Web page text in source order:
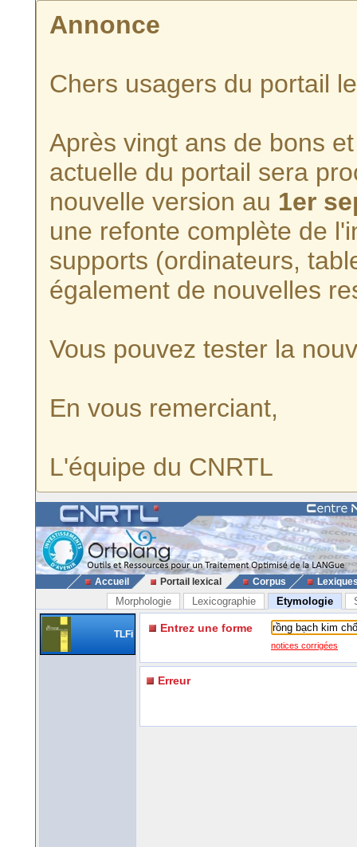
Annonce
Chers usagers du portail
Après vingt ans de bons
actuelle du portail sera
nouvelle version au 1er
une refonte complète de
supports (ordinateurs,
également de nouvelles
Vous pouvez tester la
En vous remerciant,
L'équipe du CNRTL
Accueil Portail lexical Corpus
Morphologie Lexicographie Etymologie
TLFi Entrez une forme
notices corrigées
Erreur